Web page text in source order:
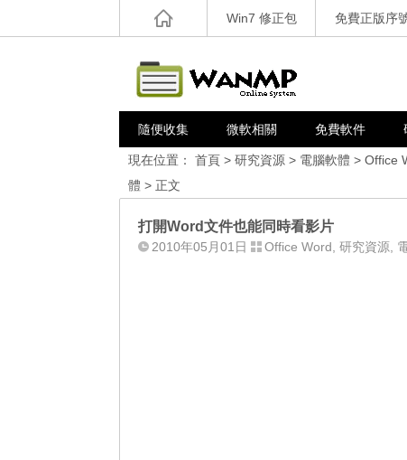
Win7 修正包 免費正版序
隨便收集 微軟相關 免費軟件
現在位置： 首頁 > 研究資源 > 電腦軟體 > Office
體 > 正文
打開Word文件也能同時看影片
2010年05月01日 Office Word 研究資源